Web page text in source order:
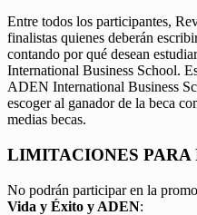
Entre todos los participantes,
finalistas quienes deberán
contando por qué desean
International Business School.
ADEN International Business
escoger al ganador de la beca
medias becas.
LIMITACIONES PARA
No podrán participar en la
Vida y Éxito y ADEN: